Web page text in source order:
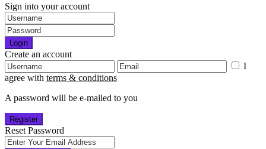
Sign into your account
Login
Create an account
I
agree with terms & conditions
A password will be e-mailed to you
Register
Reset Password